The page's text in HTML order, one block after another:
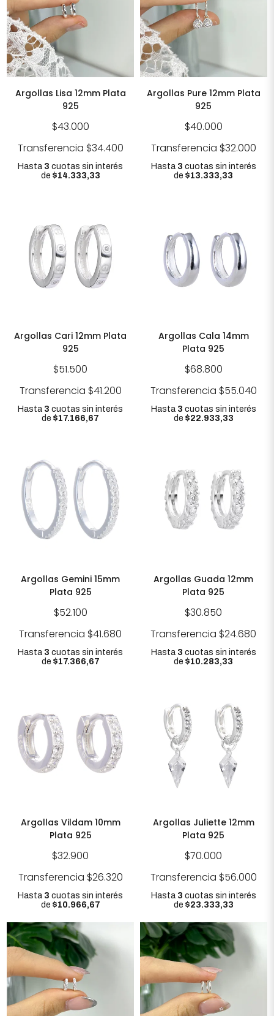
Argollas Lisa 12mm Plata
925
$43.000
Transferencia $34.400
Hasta 3 cuotas sin interés
de $14.333,33
Argollas Pure 12mm Plata
925
$40.000
Transferencia $32.000
Hasta 3 cuotas sin interés
de$13.333,33
Argollas Cari 12mm Plata
925
$51.500
Transferencia $41.200
Hasta 3 cuotas sin interés
de$17.166,67
Argollas Cala 14mm
Plata 925
$68.800
Transferencia $55.040
Hasta 3 cuotas sin interés
de $22.933,33
Argollas Gemini 15mm
Plata 925
$52.100
Transferencia $41.680
Hasta 3 cuotas sin interés
de $17.366,67
Argollas Guada 12mm
Plata 925
$30.850
Transferencia $24.680
Hasta 3 cuotas sin interés
de$10.283,33
Argollas Vildam 10mm
Plata 925
$32.900
Transferencia $26.320
Hasta 3 cuotas sin interés
de $10.966,67
Argollas Juliette 12mm
Plata 925
$70.000
Transferencia $56.000
Hasta 3 cuotas sin interés
de $23.333,33